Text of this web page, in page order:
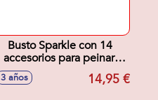
Busto Sparkle con 14
accesorios para peinar,
3 años 14,95 €